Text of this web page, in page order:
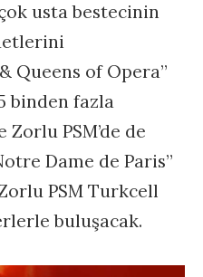
usta bestecinin
Queens of Opera”
binden fazla
PSM’de de
Dame de Paris”
PSM Turkcell
buluşacak.